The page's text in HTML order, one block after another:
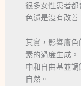
很多女性患者
色還是沒有改善
其實，影響膚
素的過度生成
中和自由基並
自然。